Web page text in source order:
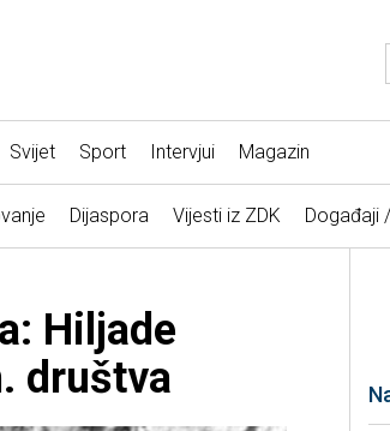
Svijet Sport Intervjui Magazin
Dijaspora Vijesti iz ZDK Događaji
Hiljade
društva